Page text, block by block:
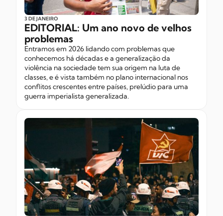
3 DE JANEIRO
EDITORIAL: Um ano novo de velhos
problemas
Entramos em 2026 lidando com problemas que
conhecemos há décadas e a generalização da
violência na sociedade tem sua origem na luta de
classes, e é vista também no plano internacional nos
conflitos crescentes entre países, prelúdio para uma
guerra imperialista generalizada.